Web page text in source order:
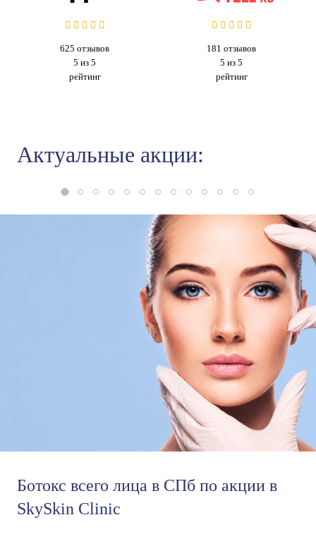
625 отзывов
5 из 5
рейтинг
181 отзывов
5 из 5
рейтинг
Актуальные акции:
Ботокс всего лица в СПб по акции в
SkySkin Clinic